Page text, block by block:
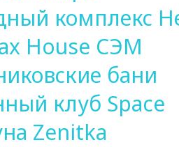
комплекс
House СЭМ
бани
клуб Space
Zenitka